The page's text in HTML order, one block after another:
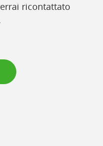
ricontattato